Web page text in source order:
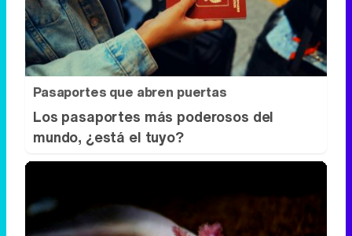
Los pasaportes más poderosos del
mundo, ¿está el tuyo?